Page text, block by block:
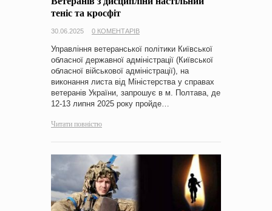
теніс та кросфіт
30.06.2025 0 КОМЕНТАРІВ
Управління ветеранської політики Київської
обласної державної адміністрації (Київської
обласної військової адміністрації), на
виконання листа від Міністерства у справах
ветеранів України, запрошує в м. Полтава, де
12-13 липня 2025 року пройде…
Читати повністю